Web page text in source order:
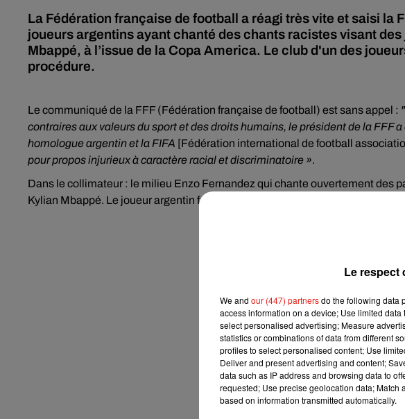
La Fédération française de football a réagi très vite et saisi la
joueurs argentins ayant chanté des chants racistes visant
Mbappé, à l’issue de la Copa America. Le club d'un des
procédure.
Le communiqué de la FFF (Fédération française de football) est sans appel :
contraires aux valeurs du sport et des droits humains, le président de la FFF a
homologue argentin et la FIFA [Fédération international de football
pour propos injurieux à caractère racial et discriminatoire ».
Dans le collimateur : le milieu Enzo Fernandez qui chante ouvertement des
Kylian Mbappé. Le joueur argentin fait état des origines africaines de la star
Le respect
We and our (447) partnersdo the following data
access information on a device; Use limited
select personalised advertising; Measure
statistics or combinations of data from different
profiles to select personalised content; Use
Deliver and present advertising and content;
data such as IP address and browsing data to
requested; Use precise geolocation data; Match
based on information transmitted automatically.